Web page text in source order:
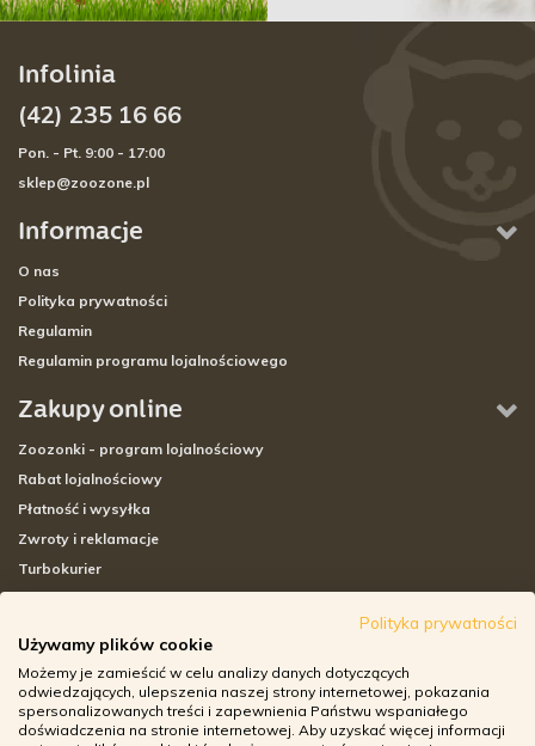
Informacje
O nas
Polityka prywatności
Regulamin
Regulamin programu lojalnościowego
Zakupy online
Zoozonki - program lojalnościowy
Rabat lojalnościowy
Płatność i wysyłka
Zwroty i reklamacje
Turbokurier
Adresy sklepów stacjonarnych
Godziny otwarcia sklepów
Aplikacja zoozone.pl
Infolinia
(42) 235 16 66
Pon. - Pt. 9:00 - 17:00
sklep@zoozone.pl
Polityka prywatności
Używamy plików cookie
Możemy je zamieścić w celu analizy danych dotyczących
odwiedzających, ulepszenia naszej strony internetowej, pokazania
spersonalizowanych treści i zapewnienia Państwu wspaniałego
doświadczenia na stronie internetowej. Aby uzyskać więcej informacji